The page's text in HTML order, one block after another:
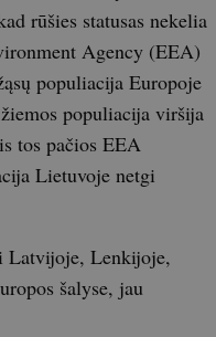
rūšies statusas nekelia
Agency (EEA)
populiacija Europoje
populiacija viršija
tos pačios EEA
Lietuvoje netgi
Latvijoje, Lenkijoje,
šalyse, jau